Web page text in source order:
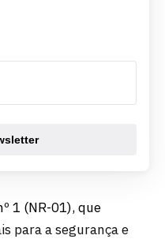
1 (NR-01), que
para a segurança e